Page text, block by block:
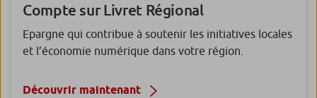
Compte sur Livret Régional
Epargne qui contribue à soutenir les initiatives locales
et l’économie numérique dans votre région.
Découvrir maintenant